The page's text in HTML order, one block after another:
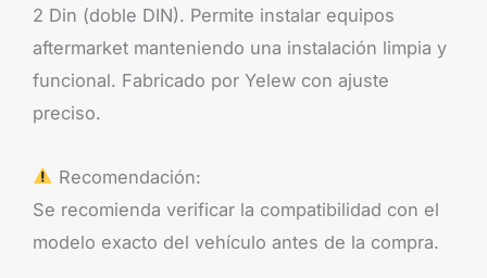
2 Din (doble DIN). Permite instalar equipos
aftermarket manteniendo una instalación limpia y
funcional. Fabricado por Yelew con ajuste
preciso.
Recomendación:
Se recomienda verificar la compatibilidad con el
modelo exacto del vehículo antes de la compra.